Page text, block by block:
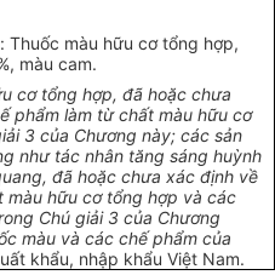
Thuốc màu hữu cơ tổng hợp,
màu cam.
cơ tổng hợp, đã hoặc chưa
phẩmlàm từ chất màu hữu cơ
3 của Chương này; các sản
như tác nhân tăng sáng huỳnh
đã hoặc chưa xác định về
màu hữu cơ tổng hợp và các
Chú giải 3 của Chương
màu và các chế phẩm của
khẩu, nhập khẩu Việt Nam.